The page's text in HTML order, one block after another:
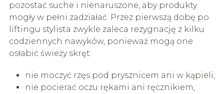
pozostać suche i nienaruszone, aby produkty
mogły w pełni zadziałać. Przez pierwszą dobę po
liftingu stylista zwykle zaleca rezygnację z kilku
codziennych nawyków, ponieważ mogą one
osłabić świeży skręt:
nie moczyć rzęs pod prysznicem ani w kąpieli,
nie pocierać oczu rękami ani ręcznikiem,